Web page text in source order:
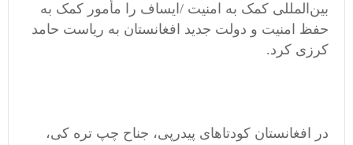
بین‌المللی کمک به امنیت /ایساف را مأمور کمک به
حفظ امنیت و دولت جدید افغانستان به ریاست حامد
کرزی کرد.
در افغانستان کودتاهای پیدرپی، جناح چپ تره کی،